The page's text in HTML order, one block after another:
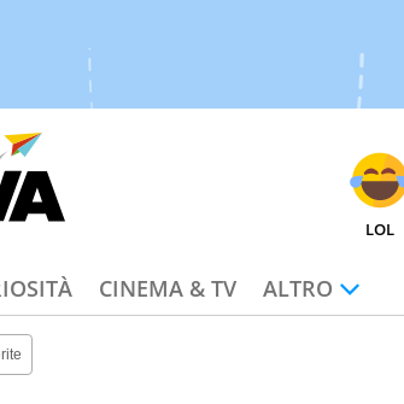
LOL
CINEMA & TV ALTRO